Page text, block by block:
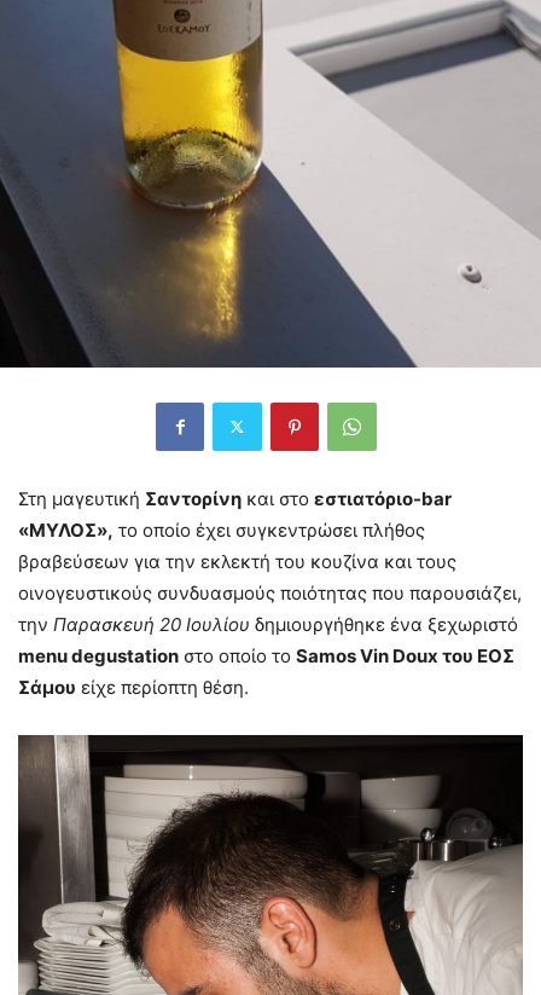
Στη μαγευτική Σαντορίνη και στο εστιατόριο-bar
«ΜΥΛΟΣ», το οποίο έχει συγκεντρώσει πλήθος
βραβεύσεων για την εκλεκτή του κουζίνα και τους
οινογευστικούς συνδυασμούς ποιότητας που παρουσιάζει,
την Παρασκευή 20 Ιουλίου δημιουργήθηκε ένα ξεχωριστό
menu degustation στο οποίο το Samos Vin Doux του ΕΟΣ
Σάμου είχε περίοπτη θέση.